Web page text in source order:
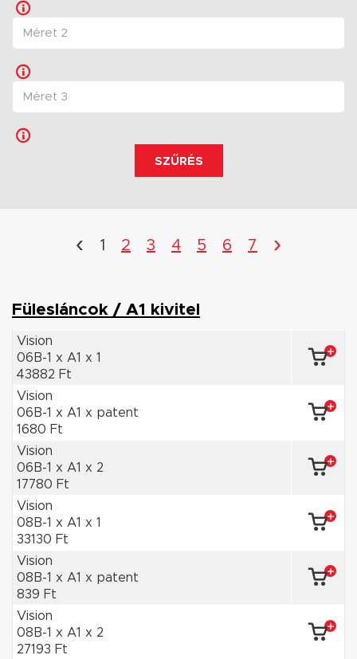
SZŰRÉS
‹ 1 2 3 4 5 6 7 ›
Fülesláncok / A1 kivitel
Vision
06B-1 x A1 x 1
43882 Ft
Vision
06B-1 x A1 x patent
1680 Ft
Vision
06B-1 x A1 x 2
17780 Ft
Vision
08B-1 x A1 x 1
33130 Ft
Vision
08B-1 x A1 x patent
839 Ft
Vision
08B-1 x A1 x 2
27193 Ft